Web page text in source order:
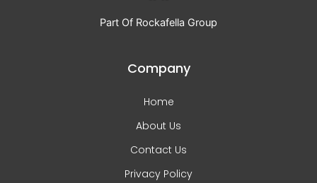
Part Of Rockafella Group
Company
Home
About Us
Contact Us
Privacy Policy